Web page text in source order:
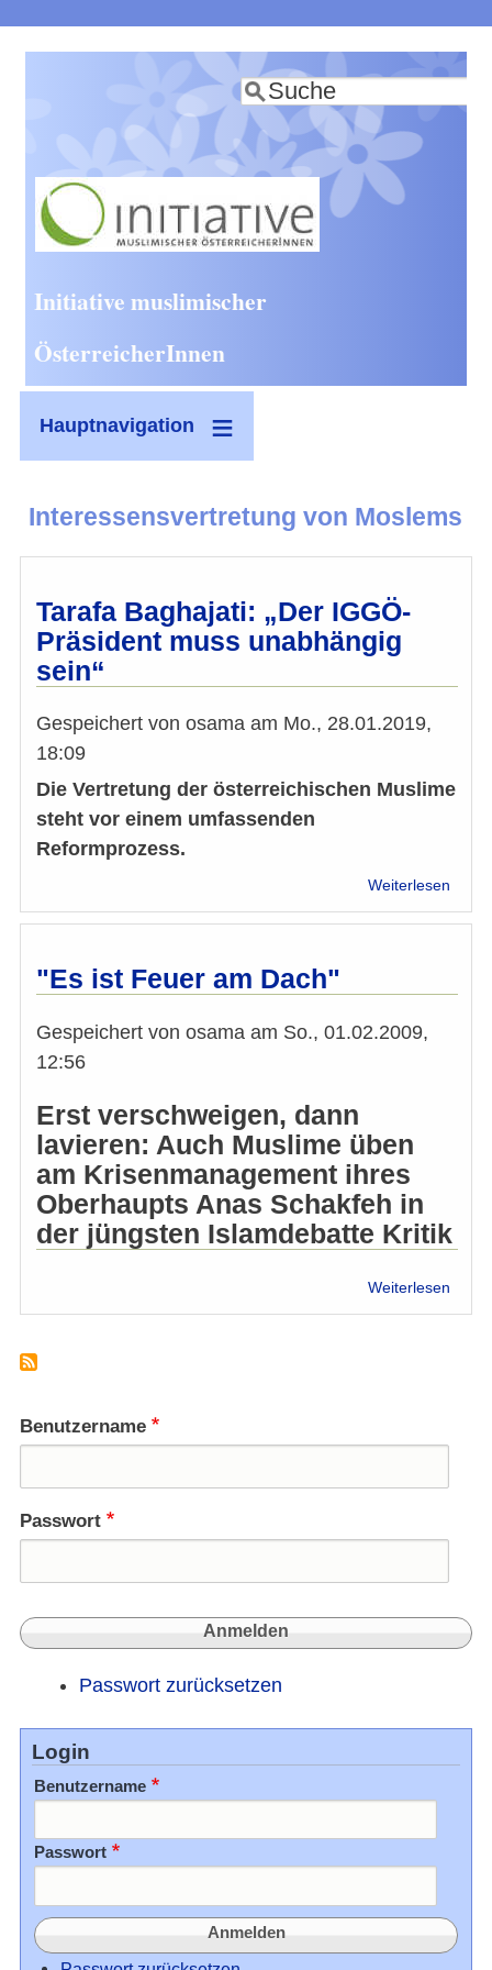
zum
Inhalt
Suche
Initiative muslimischer
ÖsterreicherInnen
Hauptnavigation
Interessensvertretung von Moslems
Tarafa Baghajati: „Der IGGÖ-
Präsident muss unabhängig
sein“
Gespeichert von osama am Mo., 28.01.2019,
18:09
Die Vertretung der österreichischen Muslime
steht vor einem umfassenden
Reformprozess.
Weiterlesen
"Es ist Feuer am Dach"
Gespeichert von osama am So., 01.02.2009,
12:56
Erst verschweigen, dann
lavieren: Auch Muslime üben
am Krisenmanagement ihres
Oberhaupts Anas Schakfeh in
der jüngsten Islamdebatte Kritik
Weiterlesen
Benutzername
Passwort
Passwort zurücksetzen
Login
Benutzername
Passwort